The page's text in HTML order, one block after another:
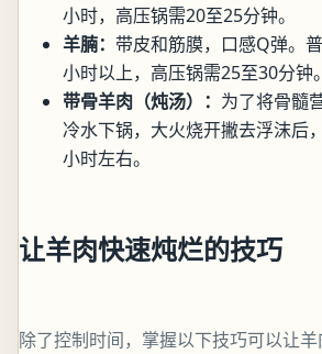
小时，高压锅需20至25分钟。
羊腩： 带皮和筋膜，口感Q弹。
小时以上，高压锅需25至30分钟。
带骨羊肉（炖汤）： 为了将骨髓
冷水下锅，大火烧开撇去浮沫后
小时左右。
让羊肉快速炖烂的技巧
除了控制时间，掌握以下技巧可以让羊